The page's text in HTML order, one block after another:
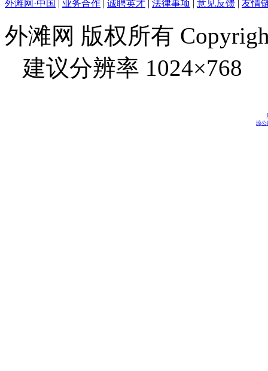
外滩网·中国 | 业务合作 | 诚聘英才 | 法律事项 | 意见反馈 | 友情
外滩网 版权所有
建议分辨率 1024×768
琼公